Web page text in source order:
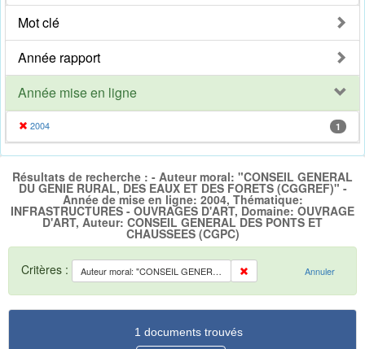
Mot clé
Année rapport
Année mise en ligne
2004 1
Résultats de recherche : - Auteur moral: "CONSEIL GENERAL
DU GENIE RURAL, DES EAUX ET DES FORETS (CGGREF)" -
Année de mise en ligne: 2004, Thématique:
INFRASTRUCTURES - OUVRAGES D'ART, Domaine: OUVRAGE
D'ART, Auteur: CONSEIL GENERAL DES PONTS ET
CHAUSSEES (CGPC)
Critères : Auteur moral: "CONSEIL GENERAL DU GENIE RURAL, DES EAUX ET DES FORETS (CGGREF)" Annuler
1 documents trouvés